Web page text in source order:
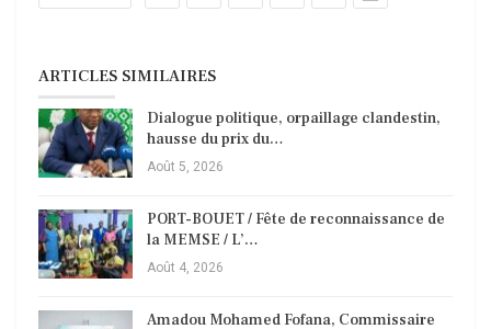
ARTICLES SIMILAIRES
Dialogue politique, orpaillage clandestin,
hausse du prix du…
Août 5, 2026
PORT-BOUET / Fête de reconnaissance de
la MEMSE / L’…
Août 4, 2026
Amadou Mohamed Fofana, Commissaire